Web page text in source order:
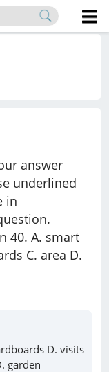
answer
underlined
in
40. A. smart
C. area D.
D. visits
garden